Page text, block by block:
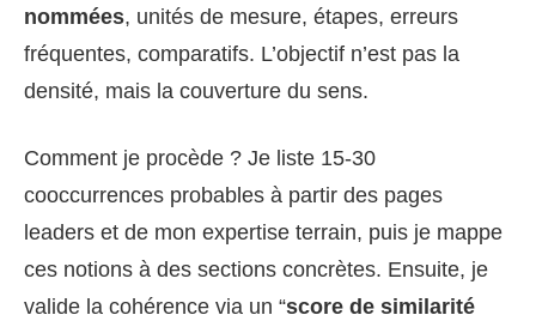
nommées, unités de mesure, étapes, erreurs
fréquentes, comparatifs. L’objectif n’est pas la
densité, mais la couverture du sens.
Comment je procède ? Je liste 15-30
cooccurrences probables à partir des pages
leaders et de mon expertise terrain, puis je mappe
ces notions à des sections concrètes. Ensuite, je
valide la cohérence via un “score de similarité